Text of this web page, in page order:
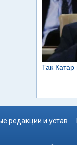
редакции и устав